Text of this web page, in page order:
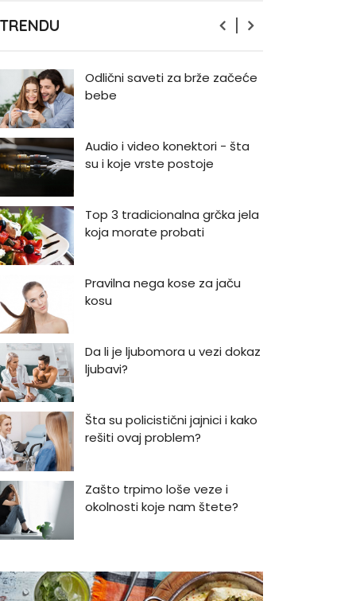
Odlični saveti za brže začeće
bebe
Audio i video konektori - šta
su i koje vrste postoje
Top 3 tradicionalna grčka jela
koja morate probati
Pravilna nega kose za jaču
kosu
Da li je ljubomora u vezi dokaz
ljubavi?
Šta su policistični jajnici i kako
rešiti ovaj problem?
Zašto trpimo loše veze i
okolnosti koje nam štete?
kako prolaze godine braka?